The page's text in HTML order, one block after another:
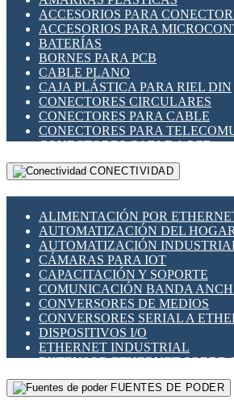
INDICADORES PARA PANEL
INTERFACES DE RELÉ
INTERRUPTORES FIN DE
LLAVES CONMUTADORAS
MEDIDORES DE ENERGÍA Y
MOTORES PASO A PASO
PANTALLAS HMI
PLC -CONTROLADORES
PROGRAMADORES DE
RELÉS DE PROTECCIÓN
SENSORES CAPACITIVOS
SENSORES INDUCTIVOS
TEMPORIZADORES
VARIACS
VARIADORES DE FRECUENCIA
SECCIONADORES -
MAQUINARIA
ACCESORIOS PARA
ACCESORIOS PARA
BATERÍAS
BORNES PARA PCB
CABLE PLANO
CAJA PLÁSTICA PARA RIEL DIN
CONECTORES CIRCULARES
CONECTORES PARA CABLE
CONECTORES PARA
CONECTORES CABLE A PCB
CONECTORES PCB A CABLE
DIP SWITCHES
HERRAMIENTAS VARIAS
ILUMINACIÓN LED
INTERRUPTORES REED
INTERFACES DE RELÉ
OTROS RELÉS
PROTECCIÓN TÉRMICA
RELÉS AUTOMOTRICES
RELÉS DE SEÑAL
RELÉS DE ESTADO SÓLIDO SSR
RELÉS INDUSTRIALES
RELÉS MINIATURA DE
SENSORES MAGNÉTICOS
CONECTIVIDAD
ALIMENTACIÓN POR
AUTOMATIZACIÓN DEL HOGAR
AUTOMATIZACIÓN
CÁMARAS PARA IOT
CAPACITACIÓN Y SOPORTE
COMUNICACIÓN BANDA
CONVERSORES DE MEDIOS
CONVERSORES SERIAL A
DISPOSITIVOS I/O
ETHERNET INDUSTRIAL
EXTENSOR ETHERNET SOBRE
GATEWAY LORAWAN
GESTIÓN DE REDESFUENTES DE PODER